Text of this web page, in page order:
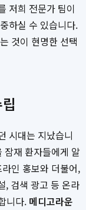
저희 전문가 팀이
하실 수 있습니다.
것이 현명한 선택
시대는 지났습니
잠재 환자들에게 알
인 홍보와 더불어,
, 검색 광고 등 온라
니다. 메디고라운